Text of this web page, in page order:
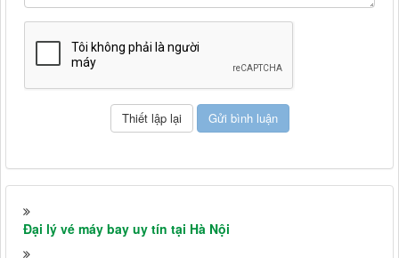
Đại lý vé máy bay uy tín tại Hà Nội